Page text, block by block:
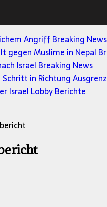
AngriffBreaking News
gegen Muslime in Nepal
Israel Breaking News
in Richtung
Israel LobbyBerichte